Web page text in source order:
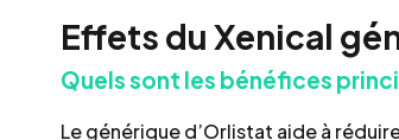
Effets du Xenical
Quels sont les bénéfices
Le générique d’Orlistat aide à